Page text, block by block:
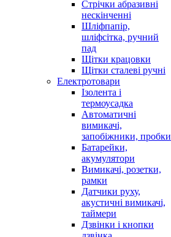
Стрічки абразивні
нескінченні
Шліфпапір,
шліфсітка, ручний
пад
Щітки крацовки
Щітки сталеві ручні
Електротовари
Ізолента і
термоусадка
Автоматичні
вимикачі,
запобіжники, пробки
Батарейки,
акумулятори
Вимикачі, розетки,
рамки
Датчики руху,
акустичні вимикачі,
таймери
Дзвінки і кнопки